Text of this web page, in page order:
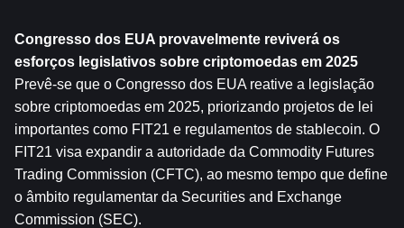
Congresso dos EUA provavelmente reviverá os
esforços legislativos sobre criptomoedas em 2025
Prevê-se que o Congresso dos EUA reative a legislação
sobre criptomoedas em 2025, priorizando projetos de lei
importantes como FIT21 e regulamentos de stablecoin. O
FIT21 visa expandir a autoridade da Commodity Futures
Trading Commission (CFTC), ao mesmo tempo que define
o âmbito regulamentar da Securities and Exchange
Commission (SEC).